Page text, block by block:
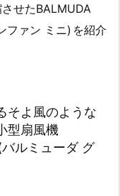
せたBALMUDA
ファン ミニ) を紹介
そよ風のような
型扇風機
ルミューダ グ